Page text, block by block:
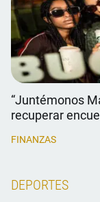
“Juntémonos
recuperar
FINANZAS
DEPORTES